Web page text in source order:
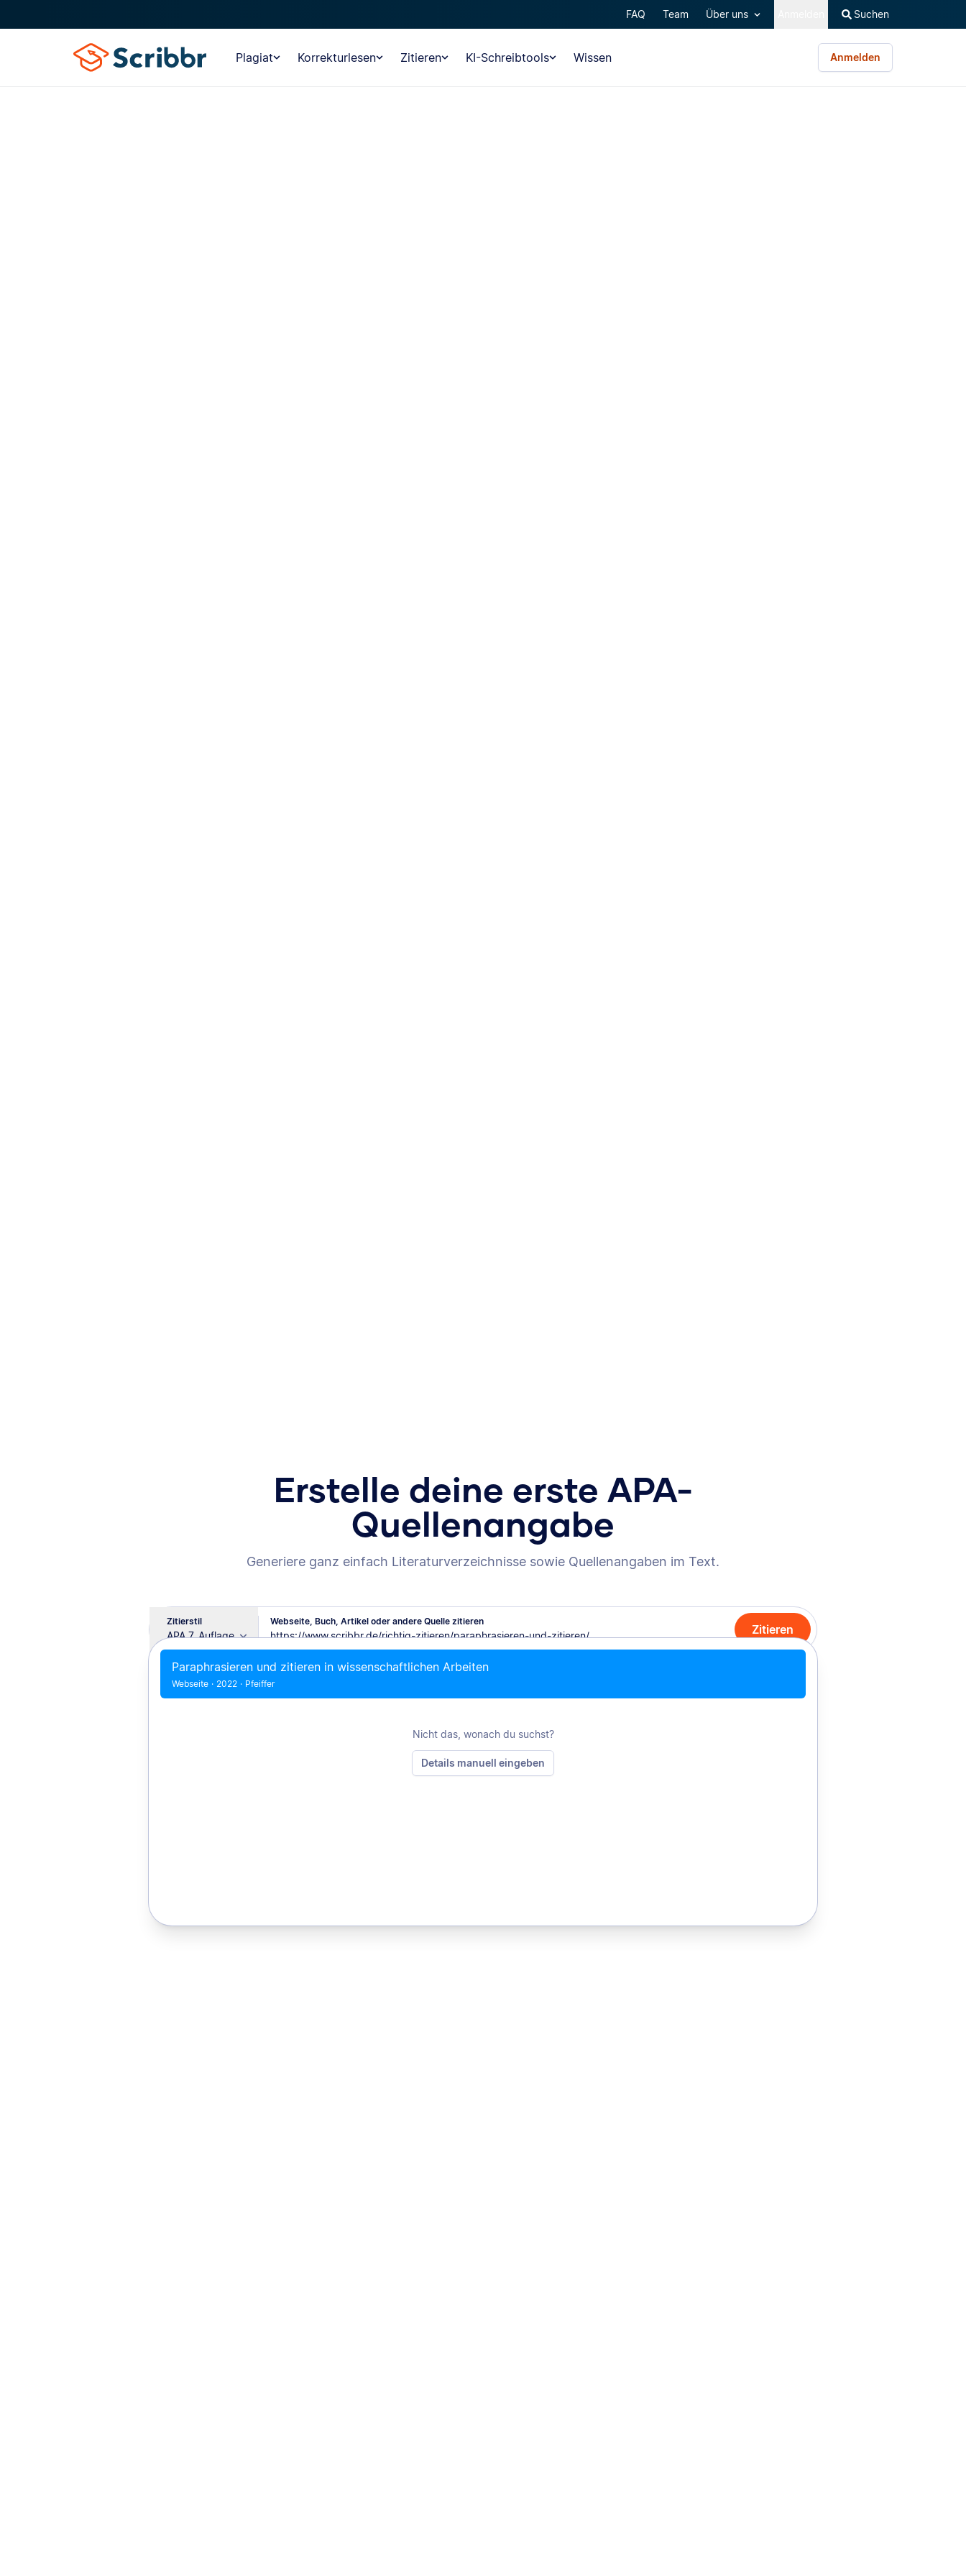
FAQ Team Über uns Suchen
Plagiat Korrekturlesen Zitieren KI-Schreibtools Wissen Anmelden
Erstelle deine erste APA-
Quellenangabe
Generiere ganz einfach Literaturverzeichnisse sowie Quellenangaben im Text.
Webseite, Buch, Artikel oder andere Quelle zitieren
Zitierstil
APA 7. Auflage Zitieren
Paraphrasieren und zitieren in wissenschaftlichen Arbeiten
Webseite · 2022 · Pfeiffer
Nicht das, wonach du suchst?
Details manuell eingeben